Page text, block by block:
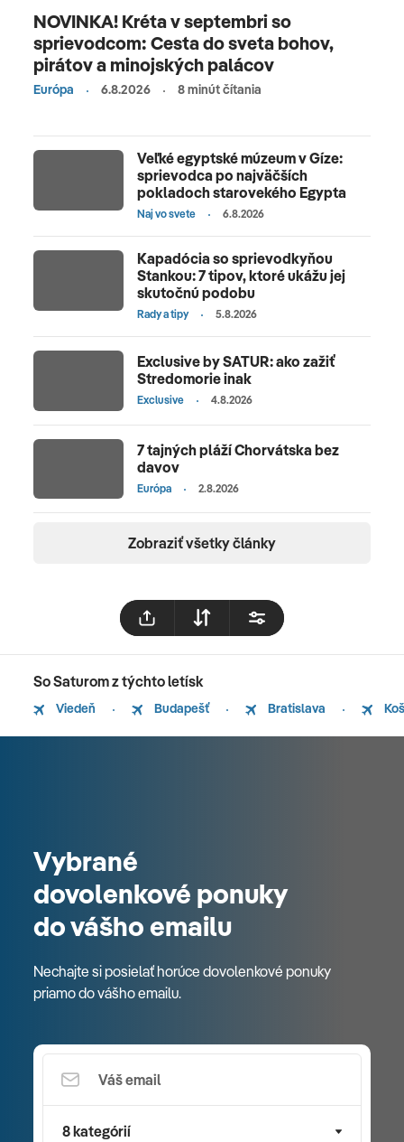
NOVINKA! Kréta v septembri so
sprievodcom: Cesta do sveta bohov,
pirátov a minojských palácov
Európa 6.8.2026 8 minút čítania
Veľké egyptské múzeum v Gíze:
sprievodca po najväčších
pokladoch starovekého Egypta
Naj vo svete 6.8.2026
Kapadócia so sprievodkyňou
Stankou: 7 tipov, ktoré ukážu jej
skutočnú podobu
Rady a tipy 5.8.2026
Exclusive by SATUR: ako zažiť
Stredomorie inak
Exclusive 4.8.2026
7 tajných pláží Chorvátska bez
davov
Európa 2.8.2026
Zobraziť všetky články
So Saturom z týchto letísk
Viedeň Budapešť Bratislava
Vybrané
dovolenkové ponuky
do vášho emailu
Nechajte si posielať horúce dovolenkové ponuky
priamo do vášho emailu.
8 kategórií